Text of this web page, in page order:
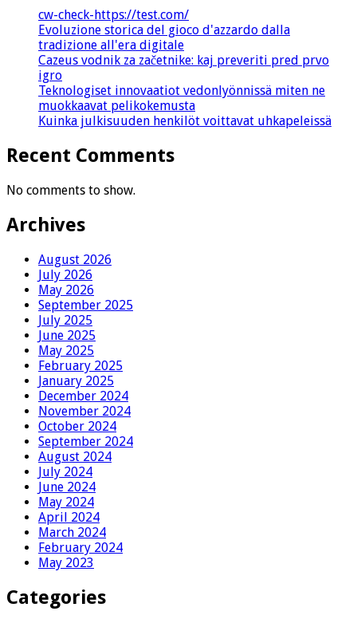
cw-check-https://test.com/
Evoluzione storica del gioco d'azzardo dalla
tradizione all'era digitale
Cazeus vodnik za začetnike: kaj preveriti pred prvo
igro
Teknologiset innovaatiot vedonlyönnissä miten ne
muokkaavat pelikokemusta
Kuinka julkisuuden henkilöt voittavat uhkapeleissä
Recent Comments
No comments to show.
Archives
August 2026
July 2026
May 2026
September 2025
July 2025
June 2025
May 2025
February 2025
January 2025
December 2024
November 2024
October 2024
September 2024
August 2024
July 2024
June 2024
May 2024
April 2024
March 2024
February 2024
May 2023
Categories